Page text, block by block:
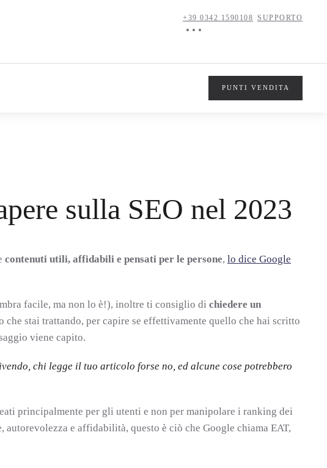
+39 0342 1590108 SUPPORTO
PUNTI VENDITA
sulla SEO nel 2023
contenuti utili, affidabili e pensati per le persone, lo dice Google
facile, ma non lo è!), inoltre ti consiglio di chiedere un
che stai trattando, per capire se effettivamente quello che hai scritto
viene capito.
chi legge il tuo articolo forse no, ed alcune cose potrebbero
principalmente per gli utenti e non per manipolare i ranking dei
e affidabilità, questo è ciò che Google chiama EAT,